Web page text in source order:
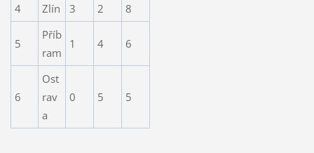
4 Zlín 3 2 8
5
Příb
ram
1 4 6
6
Ost
rav
a
0 5 5